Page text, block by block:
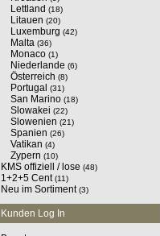
Lettland (18)
Litauen (20)
Luxemburg (42)
Malta (36)
Monaco (1)
Niederlande (6)
Österreich (8)
Portugal (31)
San Marino (18)
Slowakei (22)
Slowenien (21)
Spanien (26)
Vatikan (4)
Zypern (10)
KMS offiziell / lose (48)
1+2+5 Cent (11)
Neu im Sortiment (3)
Kunden Log In